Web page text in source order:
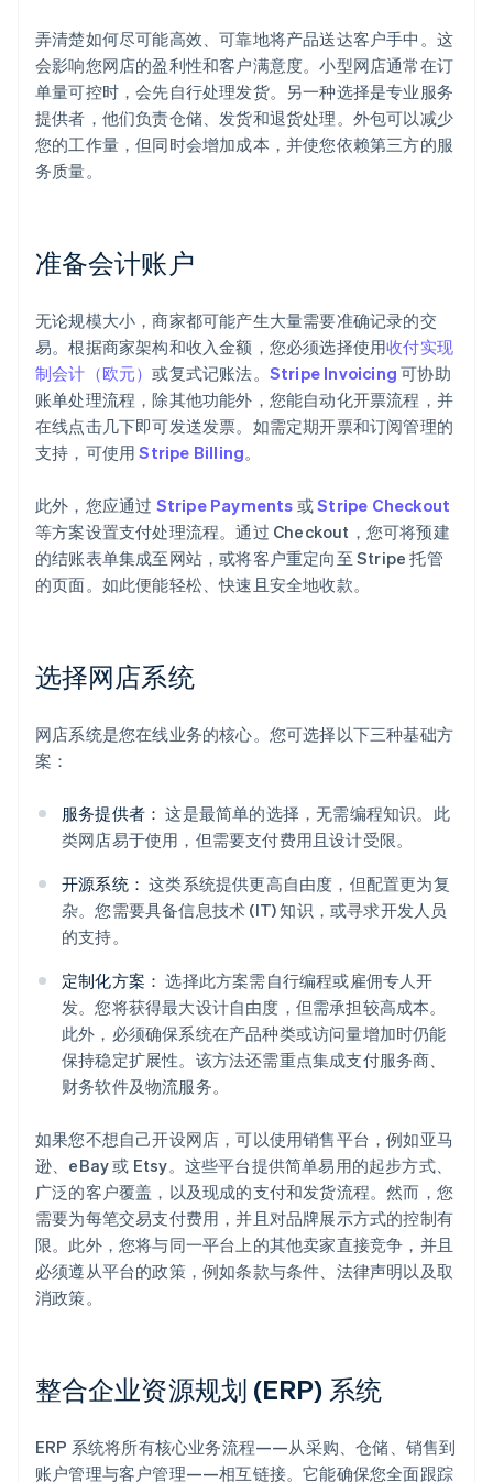
弄清楚如何尽可能高效、可靠地将产品送达客户手中。这
会影响您网店的盈利性和客户满意度。小型网店通常在订
单量可控时，会先自行处理发货。另一种选择是专业服务
提供者，他们负责仓储、发货和退货处理。外包可以减少
您的工作量，但同时会增加成本，并使您依赖第三方的服
务质量。
准备会计账户
无论规模大小，商家都可能产生大量需要准确记录的交
易。根据商家架构和收入金额，您必须选择使用收付实现
制会计（欧元）或复式记账法。 Stripe Invoicing 可协助
账单处理流程，除其他功能外，您能自动化开票流程，并
在线点击几下即可发送发票。如需定期开票和订阅管理的
支持，可使用Stripe Billing。
此外，您应通过 Stripe Payments 或Stripe Checkout
等方案设置支付处理流程。通过 Checkout，您可将预建
的结账表单集成至网站，或将客户重定向至 Stripe 托管
的页面。如此便能轻松、快速且安全地收款。
选择网店系统
网店系统是您在线业务的核心。您可选择以下三种基础方
案：
服务提供者： 这是最简单的选择，无需编程知识。此
类网店易于使用，但需要支付费用且设计受限。
开源系统： 这类系统提供更高自由度，但配置更为复
杂。您需要具备信息技术 (IT) 知识，或寻求开发人员
的支持。
定制化方案： 选择此方案需自行编程或雇佣专人开
发。您将获得最大设计自由度，但需承担较高成本。
此外，必须确保系统在产品种类或访问量增加时仍能
保持稳定扩展性。该方法还需重点集成支付服务商、
财务软件及物流服务。
如果您不想自己开设网店，可以使用销售平台，例如亚马
逊、eBay 或 Etsy。这些平台提供简单易用的起步方式、
广泛的客户覆盖，以及现成的支付和发货流程。然而，您
需要为每笔交易支付费用，并且对品牌展示方式的控制有
限。此外，您将与同一平台上的其他卖家直接竞争，并且
必须遵从平台的政策，例如条款与条件、法律声明以及取
消政策。
整合企业资源规划 (ERP) 系统
ERP 系统将所有核心业务流程——从采购、仓储、销售到
账户管理与客户管理——相互链接。它能确保您全面跟踪